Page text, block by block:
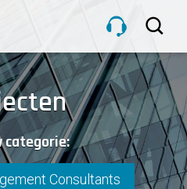
categorie:
Consultants